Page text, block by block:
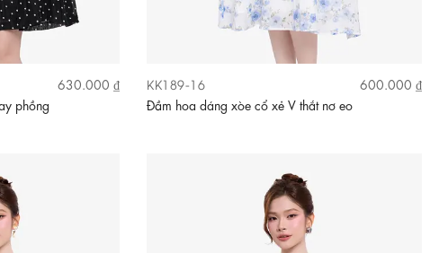
630.000 ₫
phồng
KK189-16
600.000 ₫
Đầm hoa dáng xòe cổ xẻ V thắt nơ eo